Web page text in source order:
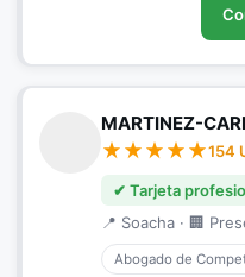
MARTINEZ-
154
✔ Tarjeta
📍 Soacha · 🏢
Abogado de